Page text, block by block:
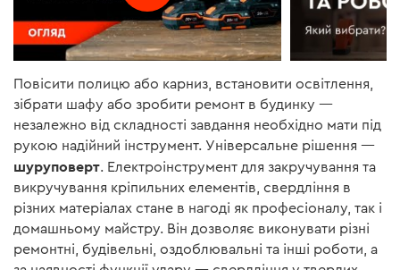
Повісити полицю або карниз, встановити освітлення,
зібрати шафу або зробити ремонт в будинку —
незалежно від складності завдання необхідно мати під
рукою надійний інструмент. Універсальне рішення —
шуруповерт. Електроінструмент для закручування та
викручування кріпильних елементів, свердління в
різних матеріалах стане в нагоді як професіоналу, так і
домашньому майстру. Він дозволяє виконувати різні
ремонтні, будівельні, оздоблювальні та інші роботи, а